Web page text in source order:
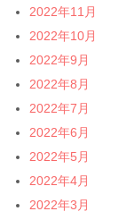
2022年11月
2022年10月
2022年9月
2022年8月
2022年7月
2022年6月
2022年5月
2022年4月
2022年3月